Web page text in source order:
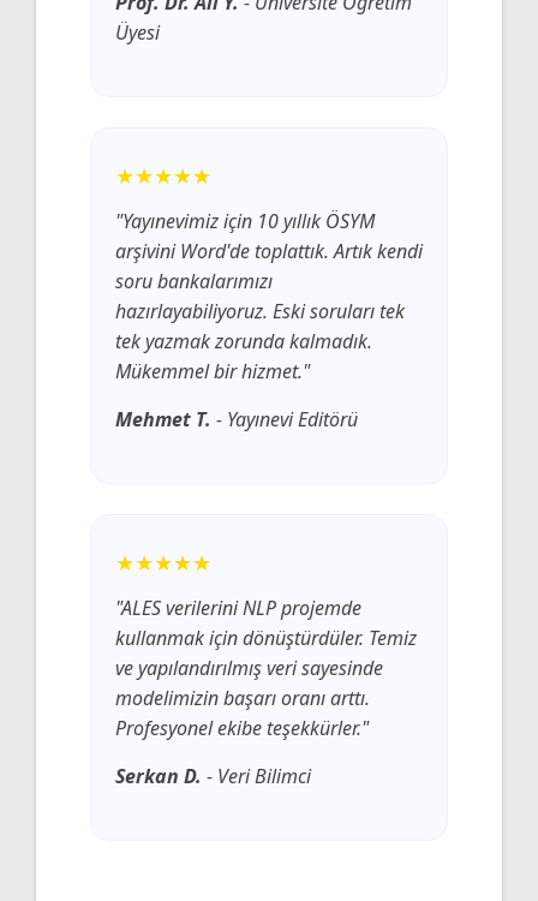
Üyesi
★★★★★
"Yayınevimiz için 10 yıllık ÖSYM
arşivini Word'de toplattık. Artık kendi
soru bankalarımızı
hazırlayabiliyoruz. Eski soruları tek
tek yazmak zorunda kalmadık.
Mükemmel bir hizmet."
Mehmet T. - Yayınevi Editörü
★★★★★
"ALES verilerini NLP projemde
kullanmak için dönüştürdüler. Temiz
ve yapılandırılmış veri sayesinde
modelimizin başarı oranı arttı.
Profesyonel ekibe teşekkürler."
Serkan D. - Veri Bilimci